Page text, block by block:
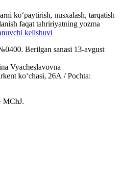
ko‘paytirish, nusxalash, tarqatish
faqat tahririyatning yozma
kelishuvi
Berilgan sanasi 13-avgust
Vyacheslavovna
ko‘chasi, 26А / Pochta:
MChJ.